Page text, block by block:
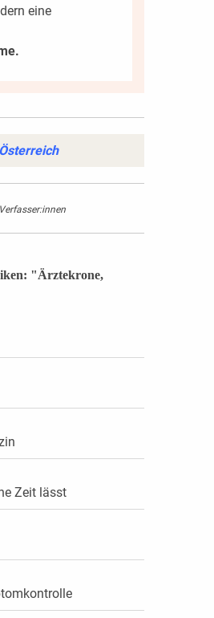
eine
"Ärztekrone,
Zeit lässt